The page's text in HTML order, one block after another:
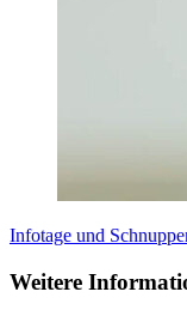
Infotage und
Weitere